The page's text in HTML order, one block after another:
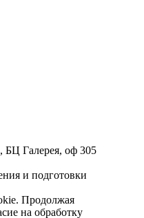
БЦ Галерея, оф 305
и подготовки
Продолжая
на обработку